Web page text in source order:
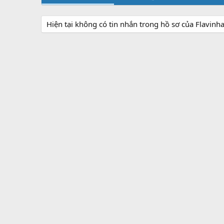
Hiện tại không có tin nhắn trong hồ sơ của